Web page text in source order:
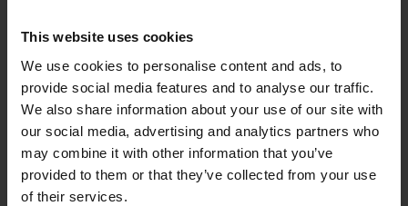
This website uses cookies
We use cookies to personalise content and ads, to
provide social media features and to analyse our traffic.
We also share information about your use of our site with
our social media, advertising and analytics partners who
may combine it with other information that you’ve
provided to them or that they’ve collected from your use
of their services.